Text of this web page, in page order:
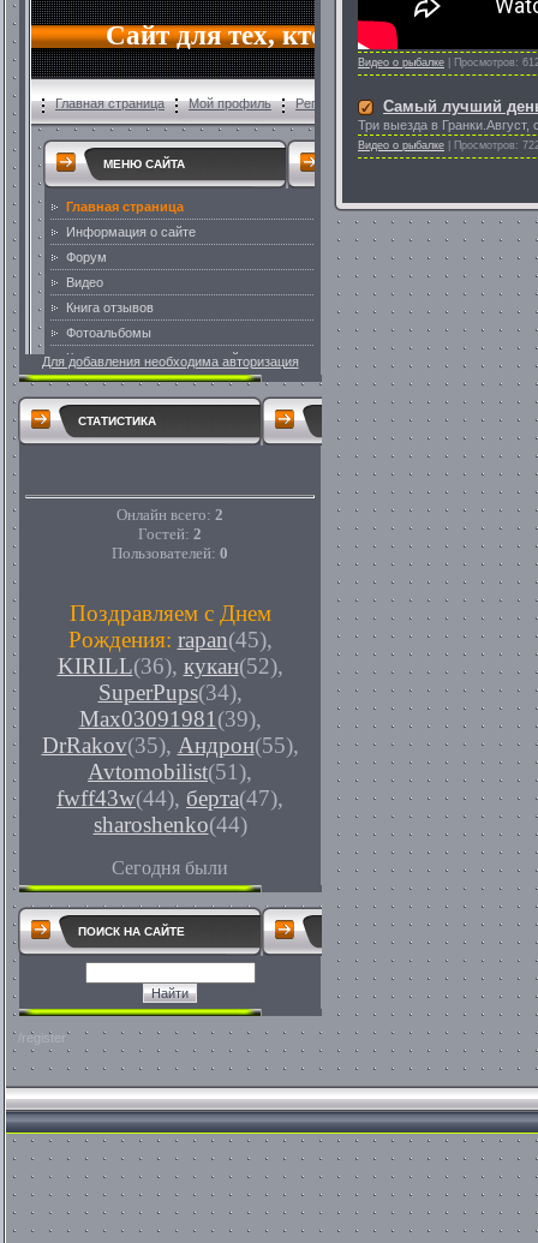
Для добавления необходима авторизация
СТАТИСТИКА
Онлайн всего: 2
Гостей: 2
Пользователей: 0
Поздравляем с Днем
Рождения: rapan(45),
KIRILL(36), кукан(52),
SuperPups(34),
Max03091981 (39),
DrRakov(35), Андрон(55),
Avtomobilist(51),
fwff43w(44), берта(47),
sharoshenko(44)
Сегодня были
ПОИСК НА САЙТЕ
/register
Видео о рыбалке Просмотров:
Самый лучший
Три выезда в
Видео о рыбалке Просмотров: